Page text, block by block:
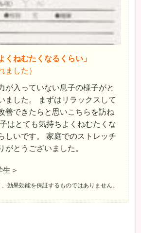
くねむたくなるくらい」
ました）
が入っていない息子の様子がと
ました。 まずはリラックスして
善できたらと思いこちらを訪ね
はとても気持ちよくねむたくな
しいです。 家庭でのストレッチ
がとうございました。
＞
効果効能を保証するものではありません。